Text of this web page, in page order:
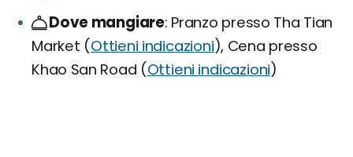
Dove mangiare Pranzo presso Tha Tian
Market (Ottieni indicazioni), Cena presso
Khao San Road (Ottieni indicazioni)